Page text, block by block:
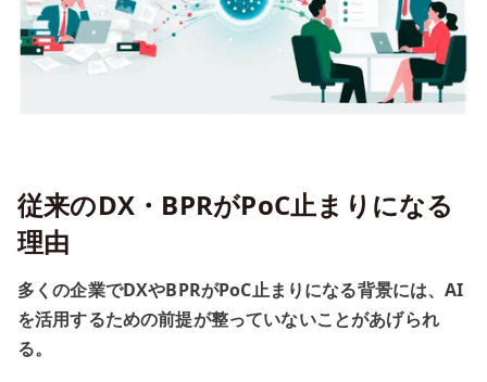
従来のDX・BPRがPoC止まりになる
理由
多くの企業でDXやBPRがPoC止まりになる背景には、AI
を活用するための前提が整っていないことがあげられ
る。